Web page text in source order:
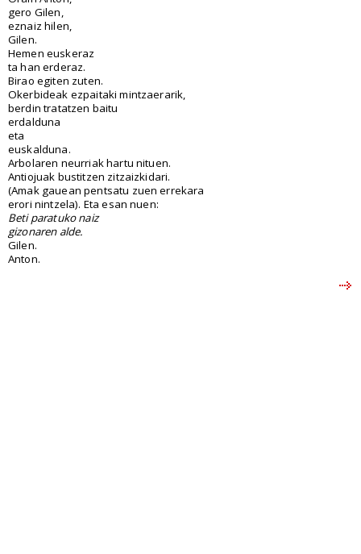
gero Gilen,
eznaiz hilen,
Gilen.
Hemen euskeraz
ta han erderaz.
Birao egiten zuten.
Okerbideak ezpaitaki mintzaerarik,
berdin tratatzen baitu
erdalduna
eta
euskalduna.
Arbolaren neurriak hartu nituen.
Antiojuak bustitzen zitzaizkidari.
(Amak gauean pentsatu zuen errekara
erori nintzela). Eta esan nuen:
Beti paratuko naiz
gizonaren alde.
Gilen.
Anton.